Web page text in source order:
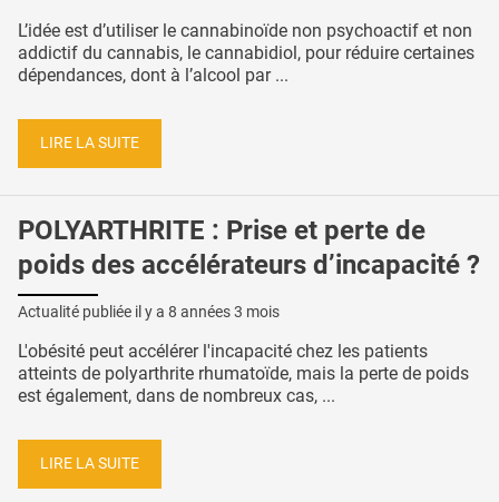
L’idée est d’utiliser le cannabinoïde non psychoactif et non
addictif du cannabis, le cannabidiol, pour réduire certaines
dépendances, dont à l’alcool par ...
LIRE LA SUITE
POLYARTHRITE : Prise et perte de
poids des accélérateurs d’incapacité ?
Actualité publiée il y a 8 années 3 mois
L'obésité peut accélérer l'incapacité chez les patients
atteints de polyarthrite rhumatoïde, mais la perte de poids
est également, dans de nombreux cas, ...
LIRE LA SUITE